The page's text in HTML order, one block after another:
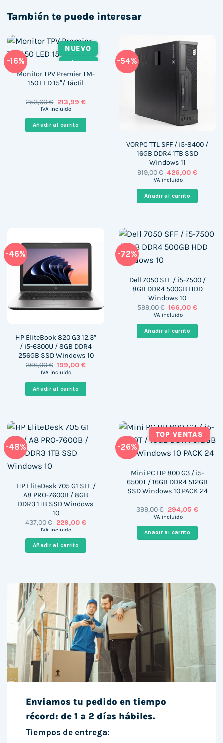
También te puede interesar
-16%
NUEVO
Monitor TPV Premier TM-
150 LED 15″/ Táctil
253,60€ El
precio
era:
253,60 €.
213,99 €El
es:
213,99 €.
IVA incluido
Añadir al carrito
-54%
VORPC TTL SFF / i5-8400 /
16GB DDR4 1TB SSD
Windows 11
919,00€ El
precio
era:
919,00 €.
426,00€El
es:
426,00
IVA incluido
Añadir al carrito
-46%
HP EliteBook 820 G3 12.3″
/ i5-6300U / 8GB DDR4
256GB SSD Windows 10
366,00€ El
precio
era:
366,00 €.
199,00€El
es:
IVA incluido
Añadir al carrito
-72%
Dell 7050 SFF / i5-7500 /
8GB DDR4 500GB HDD
Windows 10
599,00€ El
precio
era:
599,00 €.
166,00€El
es:
IVA incluido
Añadir al carrito
-48%
HP EliteDesk 705 G1 SFF /
A8 PRO-7600B / 8GB
DDR3 1TB SSD Windows
10
437,00€ El
precio
era:
437,00 €.
229,00 €El
es:
229,00 €.
IVA incluido
Añadir al carrito
-26%
TOP VENTAS
Mini PC HP 800 G3 / i5-
6500T / 16GB DDR4 512GB
SSD Windows 10 PACK 24
399,00€ El
precio
era:
399,00 €.
294,05 €El
es:
294,05
IVA incluido
Añadir al carrito
Enviamos tu pedido en tiempo
récord: de 1 a 2 días hábiles.
Tiempos de entrega: